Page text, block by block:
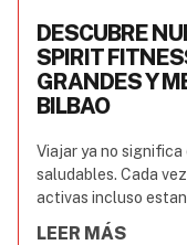
DESCUBRE
SPIRIT
GRANDES Y
BILBAO
Viajar ya no
saludables. Cada
activas incluso
LEER MÁS